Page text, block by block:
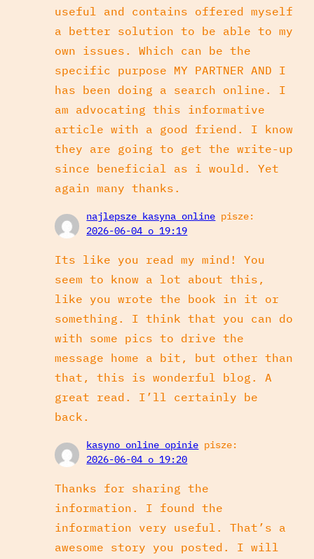
useful and contains offered myself
a better solution to be able to my
own issues. Which can be the
specific purpose MY PARTNER AND I
has been doing a search online. I
am advocating this informative
article with a good friend. I know
they are going to get the write-up
since beneficial as i would. Yet
again many thanks.
najlepsze kasyna online pisze:
2026-06-04 o 19:19
Its like you read my mind! You
seem to know a lot about this,
like you wrote the book in it or
something. I think that you can do
with some pics to drive the
message home a bit, but other than
that, this is wonderful blog. A
great read. I’ll certainly be
back.
kasyno online opinie pisze:
2026-06-04 o 19:20
Thanks for sharing the
information. I found the
information very useful. That’s a
awesome story you posted. I will